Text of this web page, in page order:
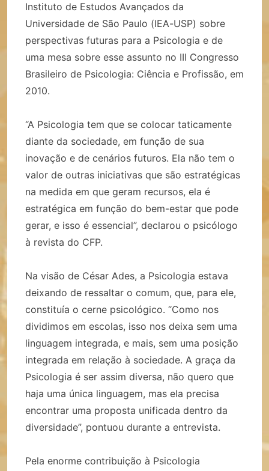
Instituto de Estudos Avançados da
Universidade de São Paulo (IEA-USP) sobre
perspectivas futuras para a Psicologia e de
uma mesa sobre esse assunto no III Congresso
Brasileiro de Psicologia: Ciência e Profissão, em
2010.
“A Psicologia tem que se colocar taticamente
diante da sociedade, em função de sua
inovação e de cenários futuros. Ela não tem o
valor de outras iniciativas que são estratégicas
na medida em que geram recursos, ela é
estratégica em função do bem-estar que pode
gerar, e isso é essencial”, declarou o psicólogo
à revista do CFP.
Na visão de César Ades, a Psicologia estava
deixando de ressaltar o comum, que, para ele,
constituía o cerne psicológico. “Como nos
dividimos em escolas, isso nos deixa sem uma
linguagem integrada, e mais, sem uma posição
integrada em relação à sociedade. A graça da
Psicologia é ser assim diversa, não quero que
haja uma única linguagem, mas ela precisa
encontrar uma proposta unificada dentro da
diversidade”, pontuou durante a entrevista.
Pela enorme contribuição à Psicologia